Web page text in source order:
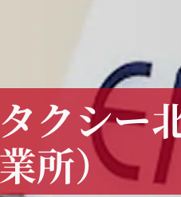
クシー
所）